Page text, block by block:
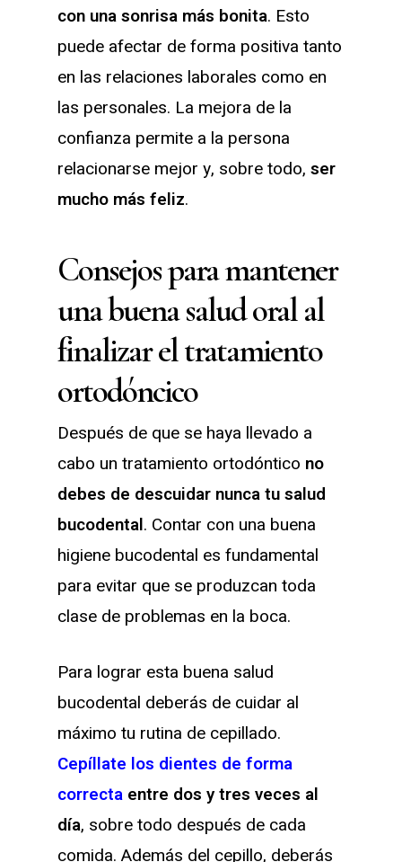
con una sonrisa más bonita. Esto
puede afectar de forma positiva tanto
en las relaciones laborales como en
las personales. La mejora de la
confianza permite a la persona
relacionarse mejor y, sobre todo, ser
mucho más feliz.
Consejos para mantener
una buena salud oral al
finalizar el tratamiento
ortodóncico
Después de que se haya llevado a
cabo un tratamiento ortodóntico no
debes de descuidar nunca tu salud
bucodental. Contar con una buena
higiene bucodental es fundamental
para evitar que se produzcan toda
clase de problemas en la boca.
Para lograr esta buena salud
bucodental deberás de cuidar al
máximo tu rutina de cepillado.
Cepíllate los dientes de forma
correcta entre dos y tres veces al
día, sobre todo después de cada
comida. Además del cepillo, deberás